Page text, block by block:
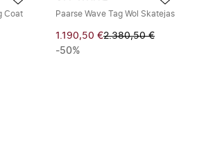
Coat Paarse Wave Tag Wol Skatejas
1.190,50 €2.380,50 €
-50%